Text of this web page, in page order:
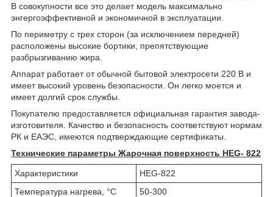
В совокупности все это делает модель максимально
энгергоэффективной и экономичной в эксплуатации.
По периметру с трех сторон (за исключением передней)
расположены высокие бортики, препятствующие
разбрызгиванию жира.
Аппарат работает от обычной бытовой электросети 220 В и
имеет высокий уровень безопасности. Он легко моется и
имеет долгий срок службы.
Покупателю предоставляется официальная гарантия завода-
изготовителя. Качество и безопасность соответствуют нормам
РК и ЕАЭС, имеются подтверждающие сертификаты.
Технические параметры Жарочная поверхность HEG- 822
Характеристики
HEG-822
Температура нагрева, °С
50-300